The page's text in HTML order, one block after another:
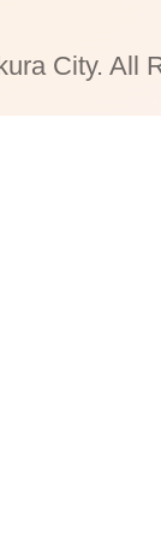
City. All